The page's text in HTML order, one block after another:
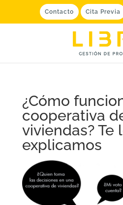
Contacto Cita Previa
¿Cómo
cooperativa
viviendas? Te
explicamos